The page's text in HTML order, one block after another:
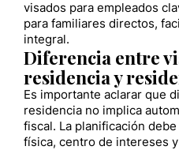
visados para empleados
para familiares directos,
integral.
Diferencia entre
residencia y
Es importante aclarar que
residencia no implica
fiscal. La planificación
física, centro de intereses